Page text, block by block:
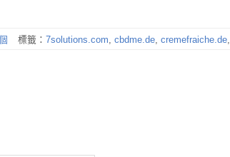
標籤： 7solutions.com, cbdme.de, cremefraiche.de,